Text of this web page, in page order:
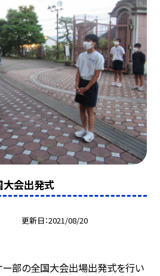
会出発式
更新日 2021/08/20
ー部の全国大会出場出発式を行い